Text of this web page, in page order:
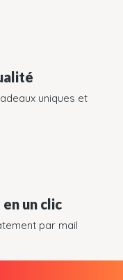
uniques et
un clic
par mail